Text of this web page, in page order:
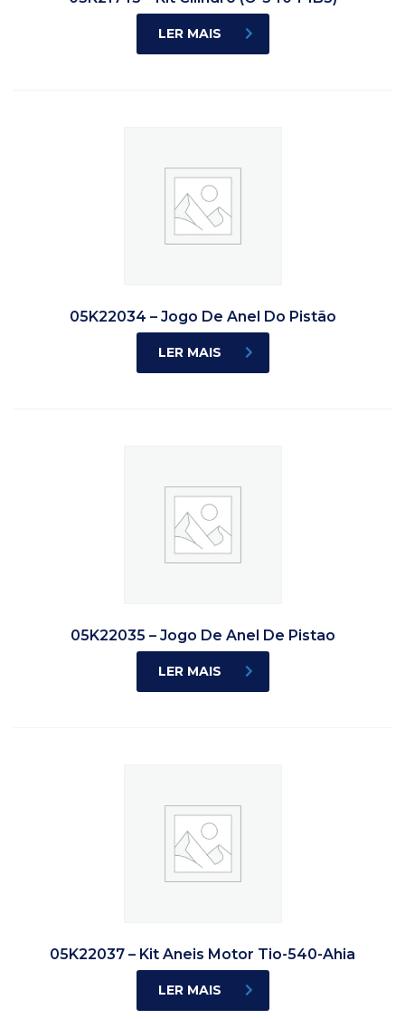
LER MAIS
05K22034 – Jogo De Anel Do Pistão
LER MAIS
05K22035 – Jogo De Anel De Pistao
LER MAIS
05K22037 – Kit Aneis Motor Tio-540-Ahia
LER MAIS